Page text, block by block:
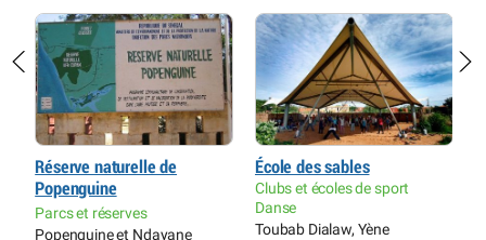
Réserve naturelle de
Popenguine
Parcs et réserves
Popenguine et Ndayane
École des sables
Clubs et écoles de sport
Danse
Toubab Dialaw, Yène